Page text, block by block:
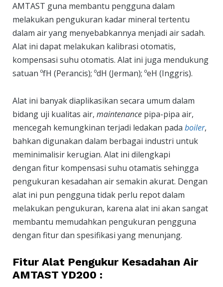
AMTAST guna membantu pengguna dalam
melakukan pengukuran kadar mineral tertentu
dalam air yang menyebabkannya menjadi air sadah.
Alat ini dapat melakukan kalibrasi otomatis,
kompensasi suhu otomatis. Alat ini juga mendukung
satuan ºfH (Perancis); ºdH (Jerman); ºeH (Inggris).
Alat ini banyak diaplikasikan secara umum dalam
bidang uji kualitas air, maintenance pipa-pipa air,
mencegah kemungkinan terjadi ledakan pada boiler,
bahkan digunakan dalam berbagai industri untuk
meminimalisir kerugian. Alat ini dilengkapi
dengan fitur kompensasi suhu otamatis sehingga
pengukuran kesadahan air semakin akurat. Dengan
alat ini pun pengguna tidak perlu repot dalam
melakukan pengukuran, karena alat ini akan sangat
membantu memudahkan pengukuran pengguna
dengan fitur dan spesifikasi yang menunjang.
Fitur Alat Pengukur Kesadahan Air
AMTAST YD200 :